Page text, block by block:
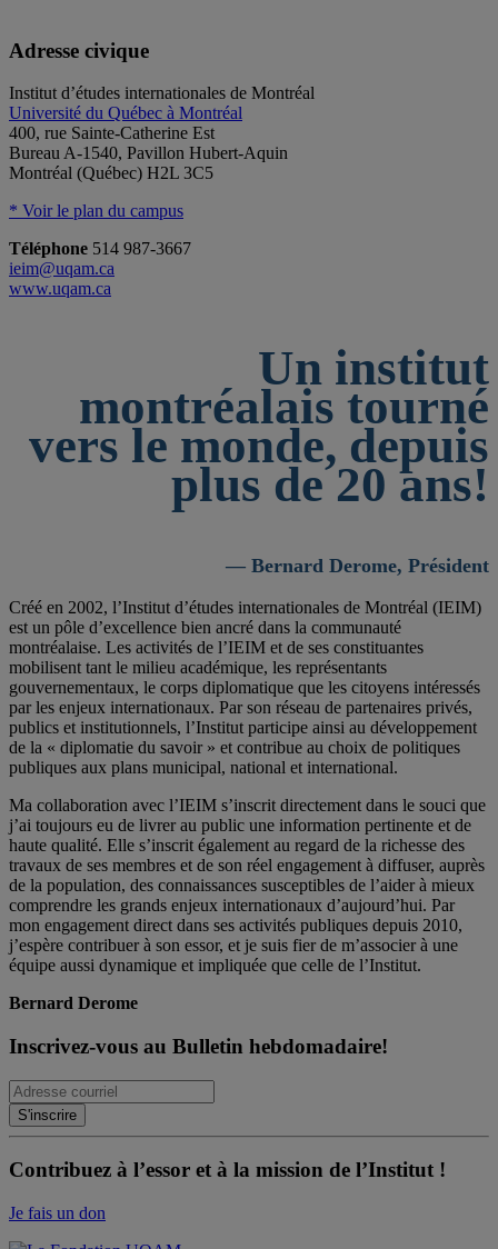
Adresse civique
Institut d’études internationales de Montréal
Université du Québec à Montréal
400, rue Sainte-Catherine Est
Bureau A-1540, Pavillon Hubert-Aquin
Montréal (Québec) H2L 3C5
* Voir le plan du campus
Téléphone 514 987-3667
ieim@uqam.ca
www.uqam.ca
Un institut
montréalais tourné
vers le monde, depuis
plus de 20 ans!
— Bernard Derome, Président
Créé en 2002, l’Institut d’études internationales de Montréal (IEIM)
est un pôle d’excellence bien ancré dans la communauté
montréalaise. Les activités de l’IEIM et de ses constituantes
mobilisent tant le milieu académique, les représentants
gouvernementaux, le corps diplomatique que les citoyens intéressés
par les enjeux internationaux. Par son réseau de partenaires privés,
publics et institutionnels, l’Institut participe ainsi au développement
de la « diplomatie du savoir » et contribue au choix de politiques
publiques aux plans municipal, national et international.
Ma collaboration avec l’IEIM s’inscrit directement dans le souci que
j’ai toujours eu de livrer au public une information pertinente et de
haute qualité. Elle s’inscrit également au regard de la richesse des
travaux de ses membres et de son réel engagement à diffuser, auprès
de la population, des connaissances susceptibles de l’aider à mieux
comprendre les grands enjeux internationaux d’aujourd’hui. Par
mon engagement direct dans ses activités publiques depuis 2010,
j’espère contribuer à son essor, et je suis fier de m’associer à une
équipe aussi dynamique et impliquée que celle de l’Institut.
Bernard Derome
Inscrivez-vous au Bulletin hebdomadaire!
Contribuez à l’essor et à la mission de l’Institut !
Je fais un don